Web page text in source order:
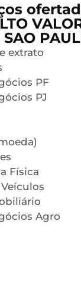
SAO
extrato
PF
PJ
Física
Agro